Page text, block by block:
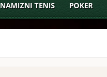
NAMIZNI TENIS POKER